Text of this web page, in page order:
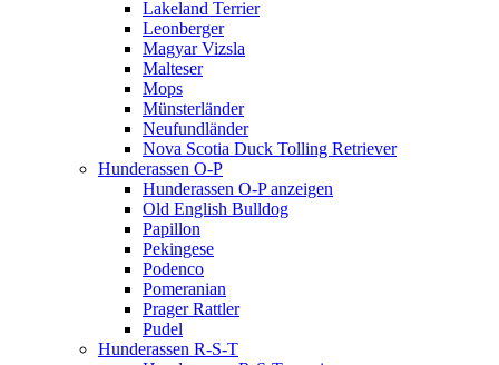
Lakeland Terrier
Leonberger
Magyar Vizsla
Malteser
Mops
Münsterländer
Neufundländer
Nova Scotia Duck Tolling Retriever
Hunderassen O-P
Hunderassen O-P anzeigen
Old English Bulldog
Papillon
Pekingese
Podenco
Pomeranian
Prager Rattler
Pudel
Hunderassen R-S-T